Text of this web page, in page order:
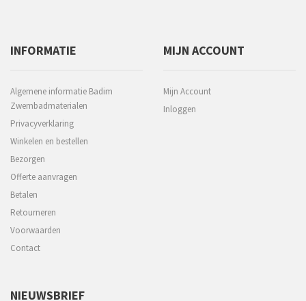
INFORMATIE
Algemene informatie Badim
Zwembadmaterialen
Privacyverklaring
Winkelen en bestellen
Bezorgen
Offerte aanvragen
Betalen
Retourneren
Voorwaarden
Contact
MIJN ACCOUNT
Mijn Account
Inloggen
NIEUWSBRIEF